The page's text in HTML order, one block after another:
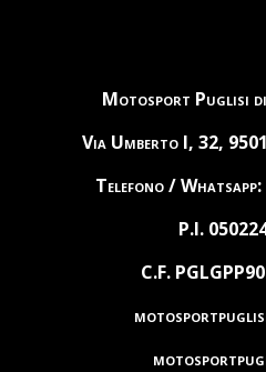
Motosport Puglisi di
Via Umberto I, 32,
Telefono /
P.I.
C.F.